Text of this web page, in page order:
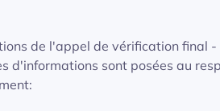
de l'appel de vérification final
d'informations sont posées au